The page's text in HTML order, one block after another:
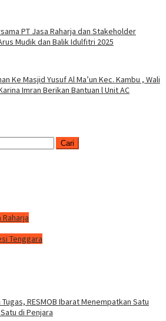
PT Jasa Raharja dan Stakeholder
Mudik dan Balik Idulfitri 2025
Ke Masjid Yusuf Al Ma’un Kec. Kambu , Wali
Imran Berikan Bantuan l Unit AC
Tenggara